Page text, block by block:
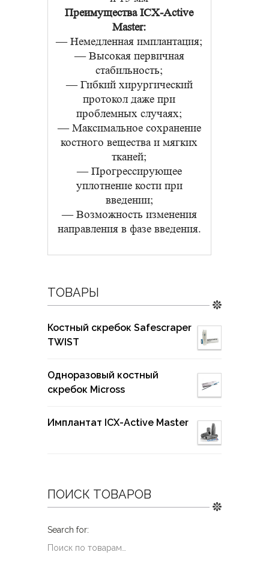
ТОВАРЫ
Костный скребок Safescraper
TWIST
Одноразовый костный
скребок Micross
Имплантат ICX-Active Master
ПОИСК ТОВАРОВ
Преимущества ICX-Active
Master:
— Немедленная имплантация;
— Высокая первичная
стабильность;
— Гибкий хирургический
протокол даже при
проблемных случаях;
— Максимальное сохранение
костного вещества и мягких
тканей;
— Прогрессирующее
уплотнение кости при
введении;
— Возможность изменения
направления в фазе введения.